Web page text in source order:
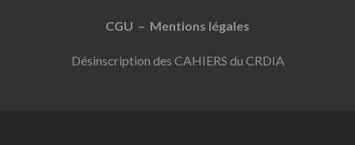
CGU – Mentions légales
Désinscription des CAHIERS du CRDIA